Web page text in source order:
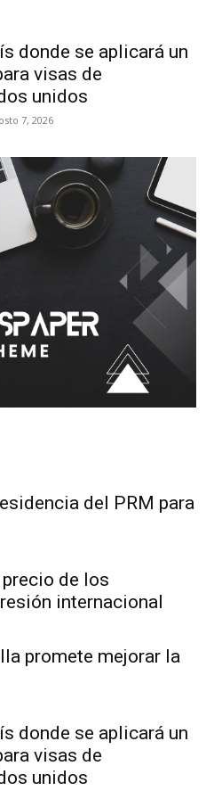
donde se aplicará un
visas de
unidos
7, 2026
del PRM para
de los
internacional
promete mejorar la
donde se aplicará un
visas de
unidos